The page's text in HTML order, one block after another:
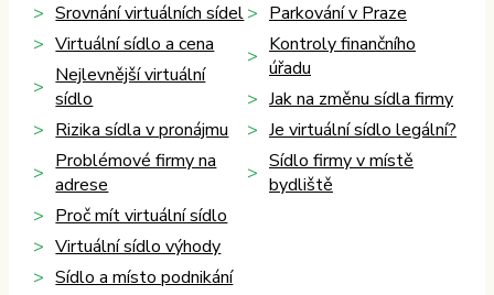
Srovnání virtuálních sídel
Virtuální sídlo a cena
Nejlevnější virtuální
sídlo
Rizika sídla v pronájmu
Problémové firmy na
adrese
Proč mít virtuální sídlo
Virtuální sídlo výhody
Sídlo a místo podnikání
Parkování v Praze
Kontroly finančního
úřadu
Jak na změnu sídla firmy
Je virtuální sídlo legální?
Sídlo firmy v místě
bydliště